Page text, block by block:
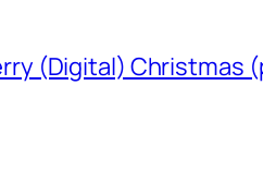
(Digital) Christmas